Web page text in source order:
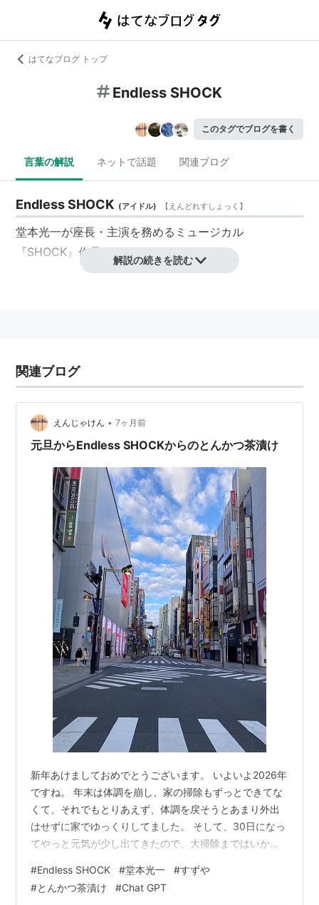
はてなブログ トップ
Endless SHOCK
このタグでブログを書く
言葉の解説 ネットで話題 関連ブログ
Endless SHOCK (アイドル) 【 えんどれすしょっく 】
堂本光一が座長・主演を務めるミュージカル
『SHOCK』作品。
解説の続きを読む
関連ブログ
えんじゃけん • 7ヶ月前
元旦からEndless SHOCKからのとんかつ茶漬け
新年あけましておめでとうございます。 いよいよ2026年
ですね。 年末は体調を崩し、家の掃除もずっとできてな
くて、それでもとりあえず、体調を戻そうとあまり外出
はせずに家でゆっくりしてました。 そして、30日になっ
てやっと元気が少し出てきたので、大掃除まではいかな
グ、トイレを軽く掃除したり、換気扇をきれいにした
り、一部衣類で不要なものを片付けたりしました。 だか
#Endless SHOCK #堂本光一 #すずや
#とんかつ茶漬け #Chat GPT